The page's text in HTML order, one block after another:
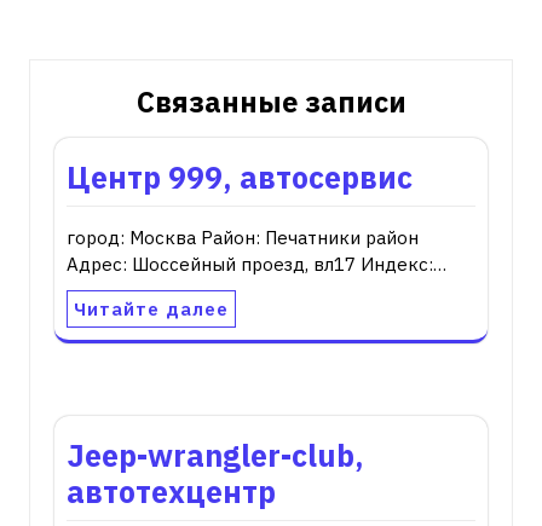
Связанные записи
Центр 999, автосервис
город: Москва Район: Печатники район
Адрес: Шоссейный проезд, вл17 Индекс:…
Читайте далее
Jeep-wrangler-club,
автотехцентр